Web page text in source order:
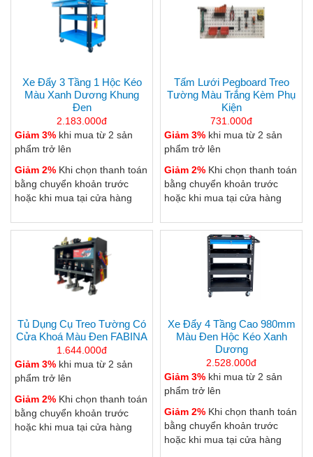
Xe Đẩy 3 Tầng 1 Hộc Kéo
Màu Xanh Dương Khung
Đen
2.183.000đ
Giảm 3% khi mua từ 2 sản
phẩm trở lên
Giảm 2% Khi chọn thanh toán
bằng chuyển khoản trước
hoặc khi mua tại cửa hàng
Tấm Lưới Pegboard Treo
Tường Màu Trắng Kèm Phụ
Kiện
731.000đ
Giảm 3% khi mua từ 2 sản
phẩm trở lên
Giảm 2% Khi chọn thanh toán
bằng chuyển khoản trước
hoặc khi mua tại cửa hàng
Tủ Dụng Cụ Treo Tường Có
Cửa Khoá Màu Đen FABINA
1.644.000đ
Giảm 3% khi mua từ 2 sản
phẩm trở lên
Giảm 2% Khi chọn thanh toán
bằng chuyển khoản trước
hoặc khi mua tại cửa hàng
Xe Đẩy 4 Tầng Cao 980mm
Màu Đen Hộc Kéo Xanh
Dương
2.528.000đ
Giảm 3% khi mua từ 2 sản
phẩm trở lên
Giảm 2% Khi chọn thanh toán
bằng chuyển khoản trước
hoặc khi mua tại cửa hàng